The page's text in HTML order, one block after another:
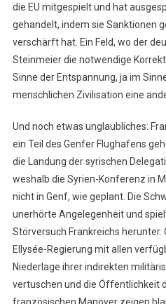
die EU mitgespielt und hat
gehandelt, indem sie Sanktionen
verschärft hat. Ein Feld, wo der
Steinmeier die notwendige
Sinne der Entspannung, ja im
menschlichen Zivilisation eine
Und noch etwas unglaubliches:
ein Teil des Genfer Flughafens
die Landung der syrischen
weshalb die Syrien-Konferenz in
nicht in Genf, wie geplant. Die
unerhörte Angelegenheit und
Störversuch Frankreichs
Ellysée-Regierung mit allen
Niederlage ihrer indirekten
vertuschen und die Öffentlichkeit